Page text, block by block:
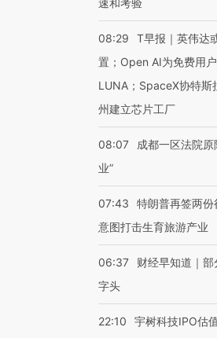
速和考验
08:29
T早报｜英伟达
置；Open AI为免费用
LUNA；SpaceX协特斯
州建立芯片工厂
08:07
成都一区法院原
业”
07:43
特朗普再签两
意图打击生育旅游产业
06:37
财经早知道｜
字头
22:10 宇树科技IPO估